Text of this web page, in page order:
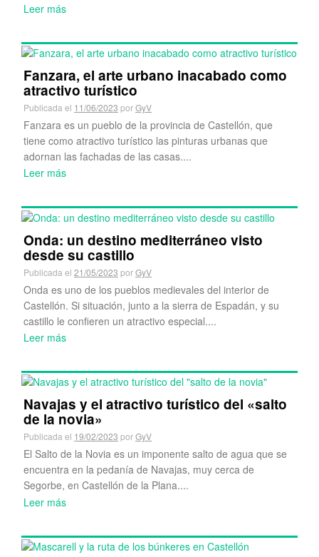
Leer más
Fanzara, el arte urbano inacabado como
atractivo turístico
Publicada el 11/06/2023 porGyV
Fanzara es un pueblo de la provincia de Castellón, que
tiene como atractivo turístico las pinturas urbanas que
adornan las fachadas de las casas....
Leer más
Onda: un destino mediterráneo visto
desde su castillo
Publicada el 21/05/2023 porGyV
Onda es uno de los pueblos medievales del interior de
Castellón. Si situación, junto a la sierra de Espadán, y su
castillo le confieren un atractivo especial....
Leer más
Navajas y el atractivo turístico del «salto
de la novia»
Publicada el 19/02/2023 porGyV
El Salto de la Novia es un imponente salto de agua que se
encuentra en la pedanía de Navajas, muy cerca de
Segorbe, en Castellón de la Plana....
Leer más